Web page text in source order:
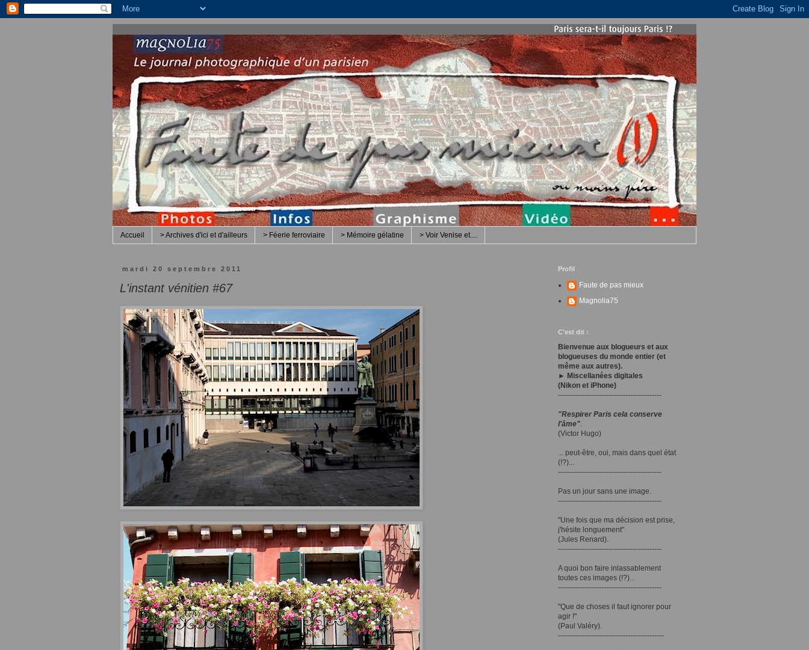
Accueil > Archives d'ici et d'ailleurs > Féerie ferroviaire > Mémoire gélatine > Voir Venise et....
mardi 20 septembre 2011
L'instant vénitien #67
Profil
Faute de pas mieux
Magnolia75
C'est dit :
Bienvenue aux blogueurs et aux
blogueuses du monde entier (et
même aux autres).
► Miscellanées digitales
(Nikon et iPhone)
-------------------------------------------
"Respirer Paris cela conserve
l'âme".
(Victor Hugo)
... peut-être, oui, mais dans quel état
(!?)...
-------------------------------------------
Pas un jour sans une image.
-------------------------------------------
"Une fois que ma décision est prise,
j'hésite longuement"
(Jules Renard).
-------------------------------------------
A quoi bon faire inlassablement
toutes ces images (!?)...
-------------------------------------------
"Que de choses il faut ignorer pour
agir !"
(Paul Valéry).
--------------------------------------------